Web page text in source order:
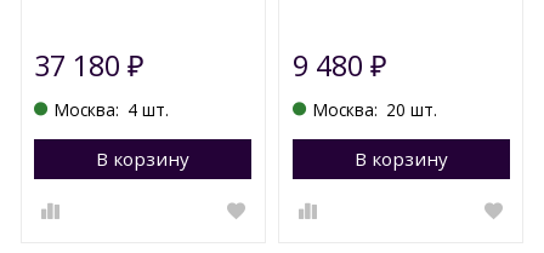
37 180₽
Москва: 4 шт.
В корзину Перейти в корзину
9 480 ₽
Москва: 20 шт.
В корзину